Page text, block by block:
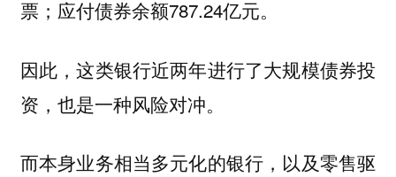
票；应付债券余额787.24亿元。
因此，这类银行近两年进行了大规模债券投
资，也是一种风险对冲。
而本身业务相当多元化的银行，以及零售驱